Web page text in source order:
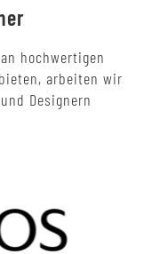
hochwertigen
arbeiten wir
Designern